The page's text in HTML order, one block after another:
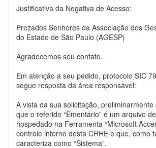
Justificativa da Negativa de Acesso:
Prezados Senhores da Associação dos
do Estado de São Paulo (AGESP)
Agradecemos seu contato.
Em atenção a seu pedido, protocolo SIC
segue resposta da área responsável:
A vista da sua solicitação,
que o referido “Ementário” é um arquivo
hospedado na Ferramenta “Microsoft
controle interno desta CRHE e que, como
caracteriza como “Sistema”.